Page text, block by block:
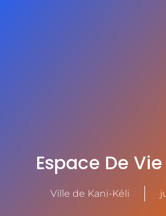
Espace De
Ville de Kani-Kéli